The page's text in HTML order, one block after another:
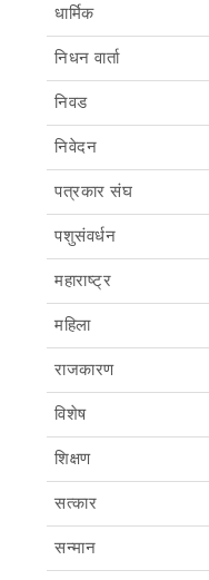
धार्मिक
निधन वार्ता
निवड
निवेदन
पत्रकार संघ
पशुसंवर्धन
महाराष्ट्र
महिला
राजकारण
विशेष
शिक्षण
सत्कार
सन्मान